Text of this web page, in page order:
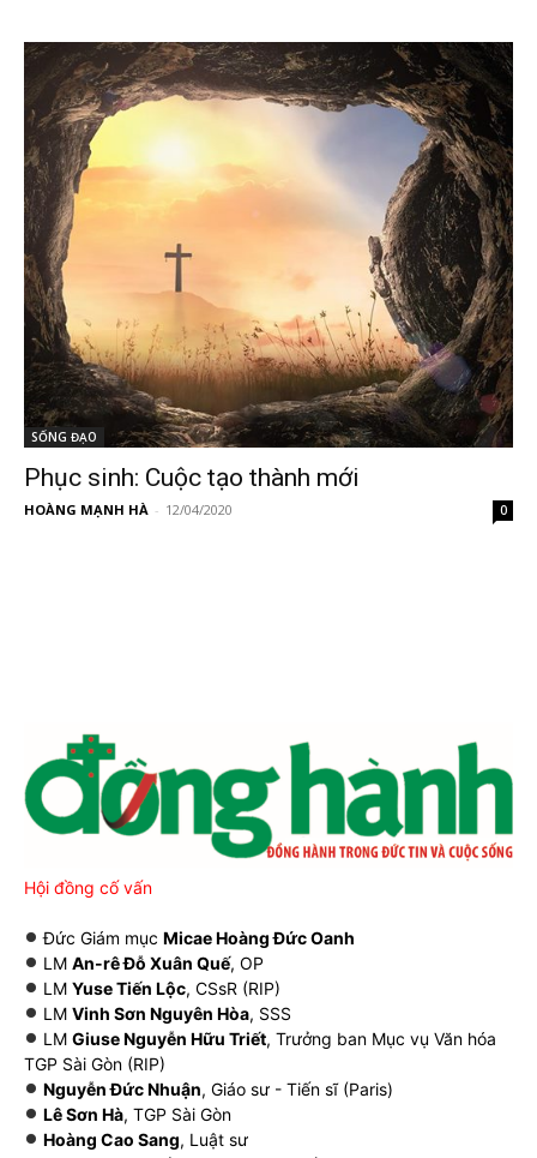
SỐNG ĐẠO
Phục sinh: Cuộc tạo thành mới
HOÀNG MẠNH HÀ - 12/04/2020 0
Hội đồng cố vấn
Đức Giám mục Micae Hoàng Đức Oanh
LM An-rê Đỗ Xuân Quế, OP
LM Yuse Tiến Lộc, CSsR (RIP)
LM Vinh Sơn Nguyên Hòa, SSS
LM Giuse Nguyễn Hữu Triết, Trưởng ban Mục vụ Văn hóa
TGP Sài Gòn (RIP)
Nguyễn Đức Nhuận, Giáo sư - Tiến sĩ (Paris)
Lê Sơn Hà, TGP Sài Gòn
Hoàng Cao Sang, Luật sư